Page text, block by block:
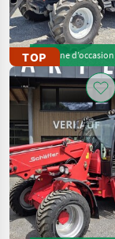
TOPMachine d’occasion